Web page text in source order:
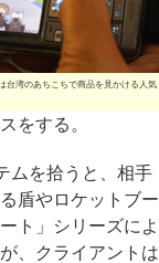
台湾のあちこちで商品を見かける人気
をする。
ムを拾うと、相手
盾やロケットブー
ト」シリーズによ
、クライアントは